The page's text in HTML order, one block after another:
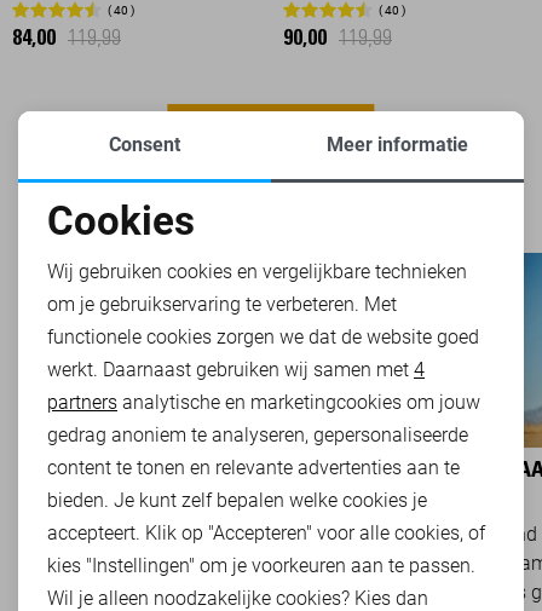
40
84,00 119,99
40
90,00 119,99
2
BASICS: DE ONMISBARE BASIS VAN
IEDERE GARDEROBE
Basics zijn tijdloze kledingstukken die een
belangrijke rol spelen binnen een veelzijdige
garderobe. Ze zijn eenvoudig te combineren,
WAAR
PME
dat zijn
Het merk is
Noodzakelijke cookies
Personalisatie cookies
Analytische cookies
Marketing cookies
Consent Meer informatie
Cookies
Wij gebruiken cookies en vergelijkbare technieken
om je gebruikservaring te verbeteren. Met
functionele cookies zorgen we dat de website goed
werkt. Daarnaast gebruiken wij samen met 4
partners analytische en marketingcookies om jouw
gedrag anoniem te analyseren, gepersonaliseerde
content te tonen en relevante advertenties aan te
bieden. Je kunt zelf bepalen welke cookies je
accepteert. Klik op "Accepteren" voor alle cookies, of
kies "Instellingen" om je voorkeuren aan te passen.
Wil je alleen noodzakelijke cookies? Kies dan